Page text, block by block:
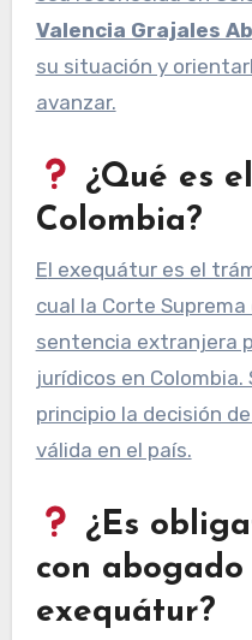
Valencia Grajales
su situación y
avanzar.
¿Qué es
Colombia?
El exequátur es el trámite judicial mediante el
cual la Corte
sentencia extranjera
jurídicos en
principio la decisión
válida en el país.
¿Es
con
exequátur?